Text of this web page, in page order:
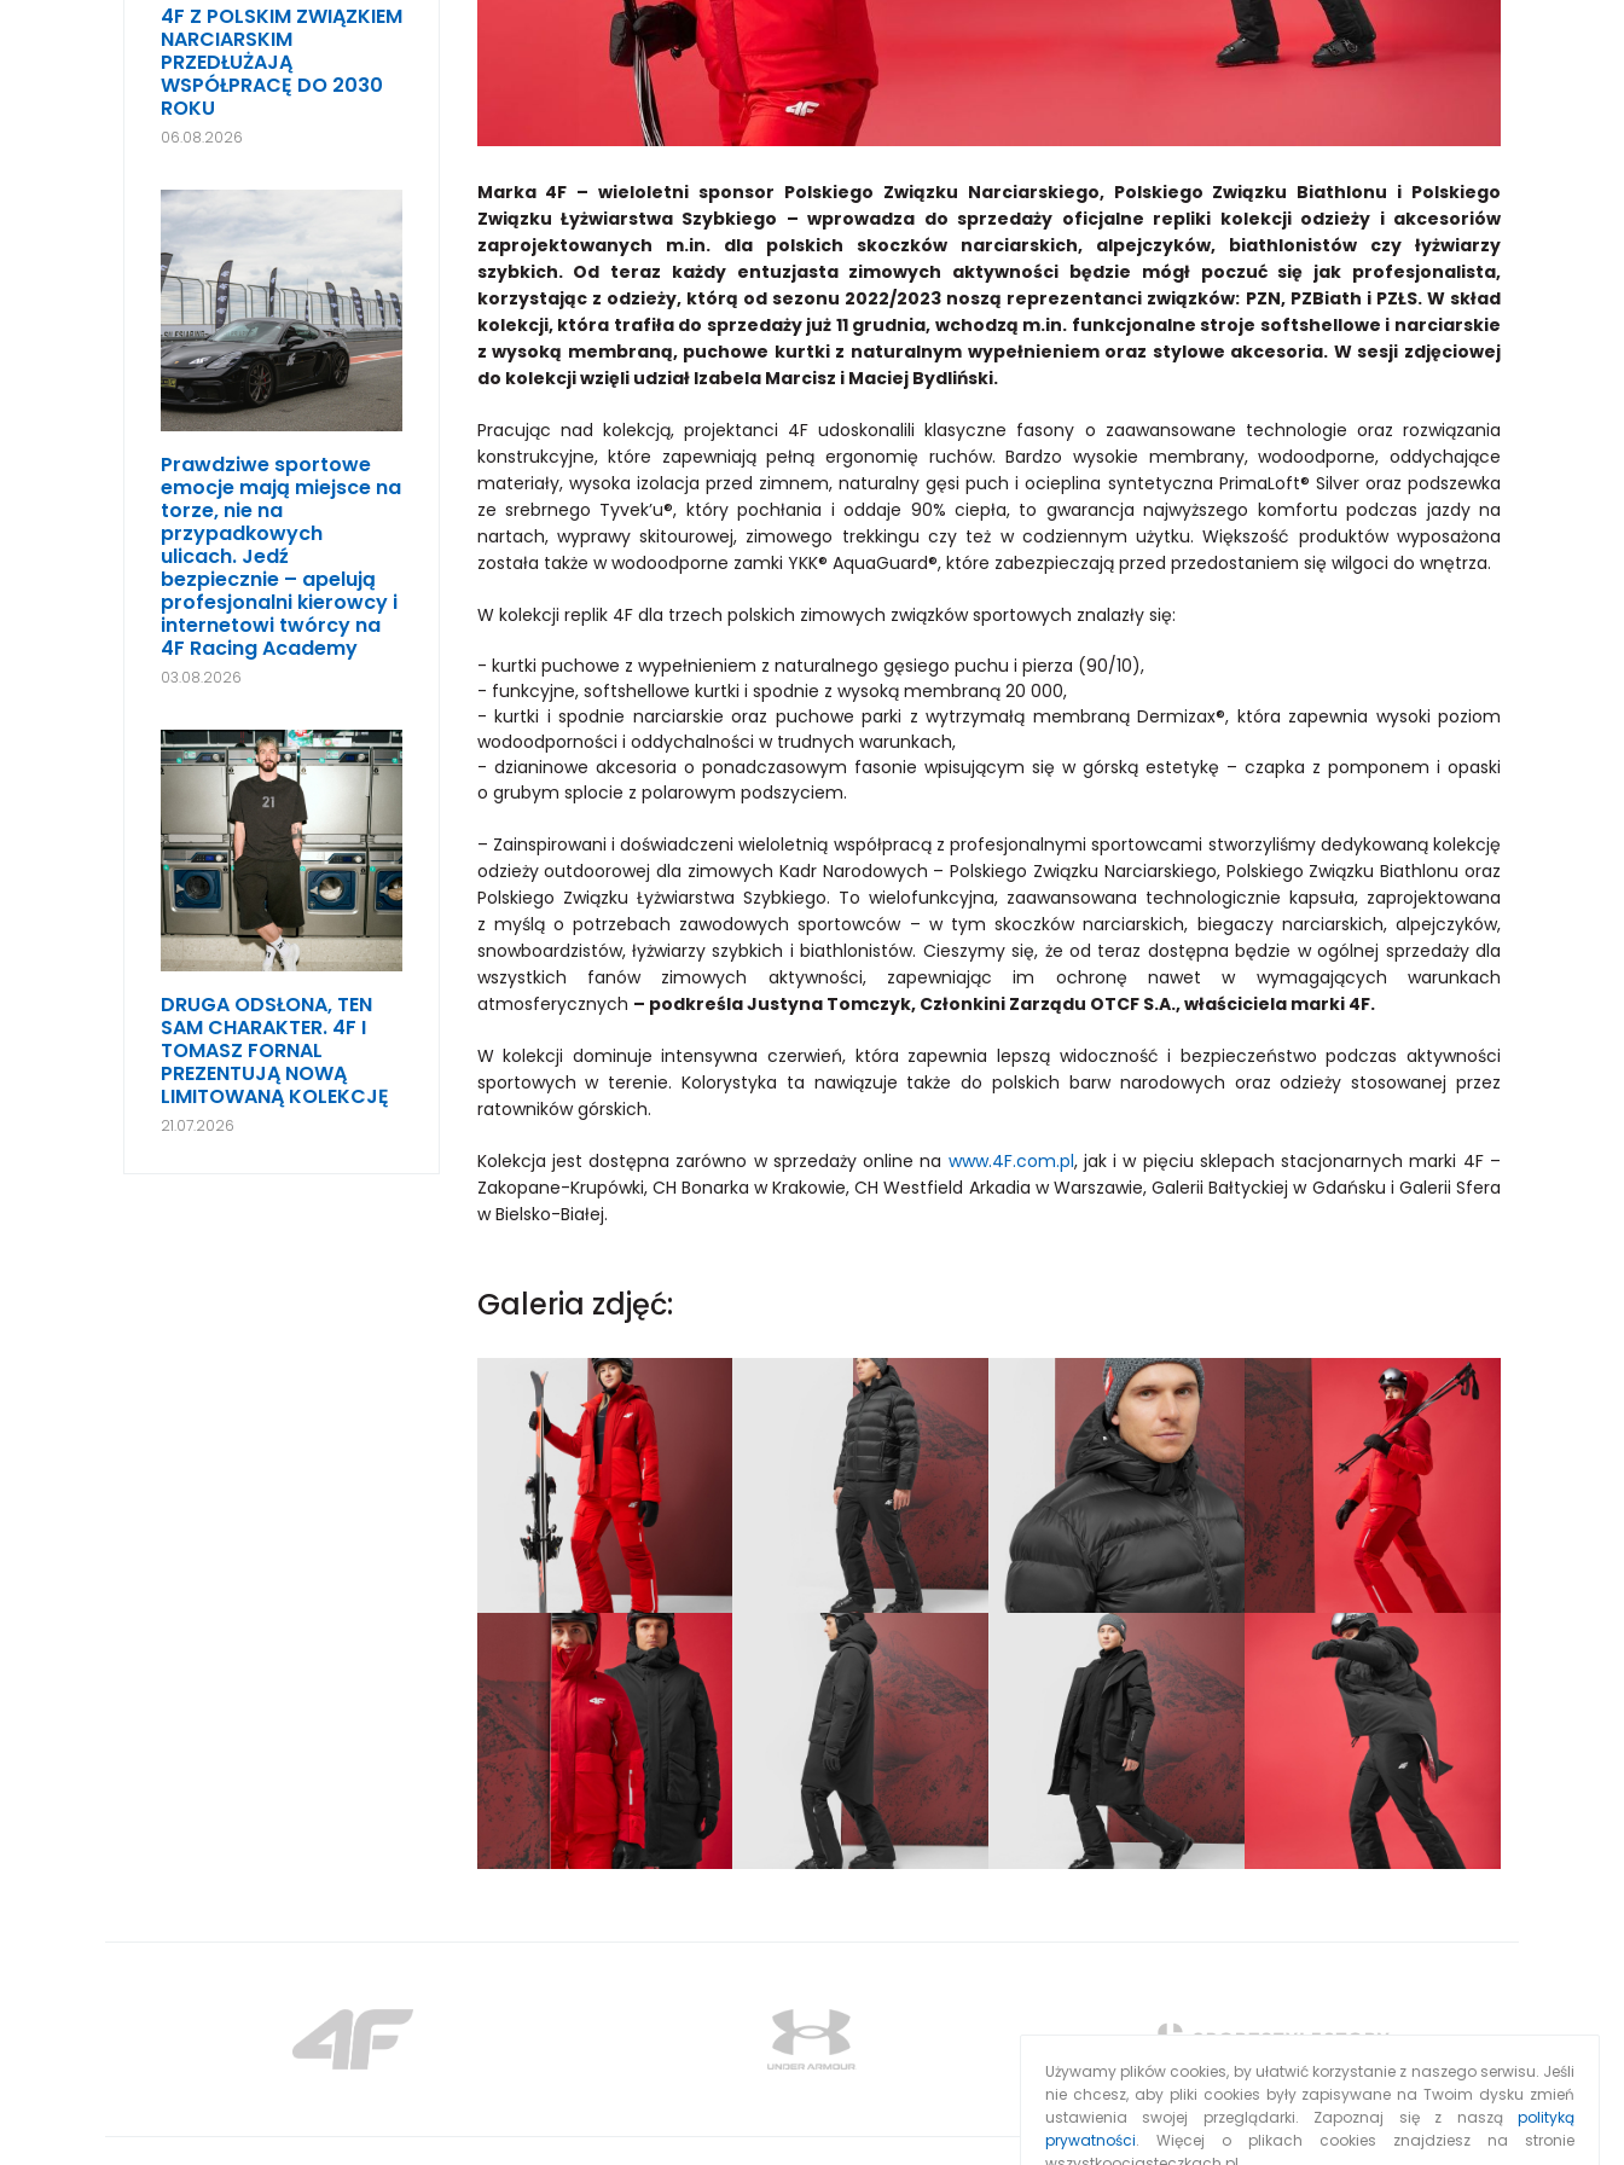
Marka 4F – wieloletni sponsor Polskiego Związku Narciarskiego, Polskiego Związku Biathlonu i Polskiego
Związku Łyżwiarstwa Szybkiego – wprowadza do sprzedaży oficjalne repliki kolekcji odzieży i akcesoriów
zaprojektowanych m.in. dla polskich skoczków narciarskich, alpejczyków, biathlonistów czy łyżwiarzy
szybkich. Od teraz każdy entuzjasta zimowych aktywności będzie mógł poczuć się jak profesjonalista,
korzystając z odzieży, którą od sezonu 2022/2023 noszą reprezentanci związków: PZN, PZBiath i PZŁS. W skład
kolekcji, która trafiła do sprzedaży już 11 grudnia, wchodzą m.in. funkcjonalne stroje softshellowe i narciarskie
z wysoką membraną, puchowe kurtki z naturalnym wypełnieniem oraz stylowe akcesoria. W sesji zdjęciowej
do kolekcji wzięli udział Izabela Marcisz i Maciej Bydliński.
Pracując nad kolekcją, projektanci 4F udoskonalili klasyczne fasony o zaawansowane technologie oraz rozwiązania
konstrukcyjne, które zapewniają pełną ergonomię ruchów. Bardzo wysokie membrany, wodoodporne, oddychające
materiały, wysoka izolacja przed zimnem, naturalny gęsi puch i ocieplina syntetyczna PrimaLoft® Silver oraz podszewka
ze srebrnego Tyvek’u®, który pochłania i oddaje 90% ciepła, to gwarancja najwyższego komfortu podczas jazdy na
nartach, wyprawy skitourowej, zimowego trekkingu czy też w codziennym użytku. Większość produktów wyposażona
została także w wodoodporne zamki YKK® AquaGuard®, które zabezpieczają przed przedostaniem się wilgoci do wnętrza.
W kolekcji replik 4F dla trzech polskich zimowych związków sportowych znalazły się:
- kurtki puchowe z wypełnieniem z naturalnego gęsiego puchu i pierza (90/10),
- funkcyjne, softshellowe kurtki i spodnie z wysoką membraną 20 000,
- kurtki i spodnie narciarskie oraz puchowe parki z wytrzymałą membraną Dermizax®, która zapewnia wysoki poziom
wodoodporności i oddychalności w trudnych warunkach,
- dzianinowe akcesoria o ponadczasowym fasonie wpisującym się w górską estetykę – czapka z pomponem i opaski
o grubym splocie z polarowym podszyciem.
– Zainspirowani i doświadczeni wieloletnią współpracą z profesjonalnymi sportowcami stworzyliśmy dedykowaną kolekcję
odzieży outdoorowej dla zimowych Kadr Narodowych – Polskiego Związku Narciarskiego, Polskiego Związku Biathlonu oraz
Polskiego Związku Łyżwiarstwa Szybkiego. To wielofunkcyjna, zaawansowana technologicznie kapsuła, zaprojektowana
z myślą o potrzebach zawodowych sportowców – w tym skoczków narciarskich, biegaczy narciarskich, alpejczyków,
snowboardzistów, łyżwiarzy szybkich i biathlonistów. Cieszymy się, że od teraz dostępna będzie w ogólnej sprzedaży dla
wszystkich fanów zimowych aktywności, zapewniając im ochronę nawet w wymagających warunkach
atmosferycznych – podkreśla Justyna Tomczyk, Członkini Zarządu OTCF S.A., właściciela marki 4F.
W kolekcji dominuje intensywna czerwień, która zapewnia lepszą widoczność i bezpieczeństwo podczas aktywności
sportowych w terenie. Kolorystyka ta nawiązuje także do polskich barw narodowych oraz odzieży stosowanej przez
ratowników górskich.
Kolekcja jest dostępna zarówno w sprzedaży online na www.4F.com.pl, jak i w pięciu sklepach stacjonarnych marki 4F –
Zakopane-Krupówki, CH Bonarka w Krakowie, CH Westfield Arkadia w Warszawie, Galerii Bałtyckiej w Gdańsku i Galerii Sfera
w Bielsko-Białej.
Galeria zdjęć:
4F Z POLSKIM ZWIĄZKIEM
NARCIARSKIM
PRZEDŁUŻAJĄ
WSPÓŁPRACĘ DO 2030
ROKU
06.08.2026
Prawdziwe sportowe
emocje mają miejsce na
torze, nie na
przypadkowych
ulicach. Jedź
bezpiecznie – apelują
profesjonalni kierowcy i
internetowi twórcy na
4F Racing Academy
03.08.2026
DRUGA ODSŁONA, TEN
SAM CHARAKTER. 4F I
TOMASZ FORNAL
PREZENTUJĄ NOWĄ
LIMITOWANĄ KOLEKCJĘ
21.07.2026
Używamy plików cookies, by ułatwić korzystanie z naszego serwisu. Jeśli
nie chcesz, aby pliki cookies były zapisywane na Twoim dysku zmień
ustawienia swojej przeglądarki. Zapoznaj się z naszą polityką
prywatności. Więcej o plikach cookies znajdziesz na stronie